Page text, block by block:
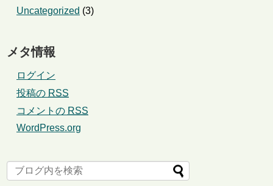
Uncategorized (3)
メタ情報
ログイン
投稿の RSS
コメントの RSS
WordPress.org